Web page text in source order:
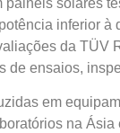
inferior à
da TÜV
de ensaios,
em
na Ásia